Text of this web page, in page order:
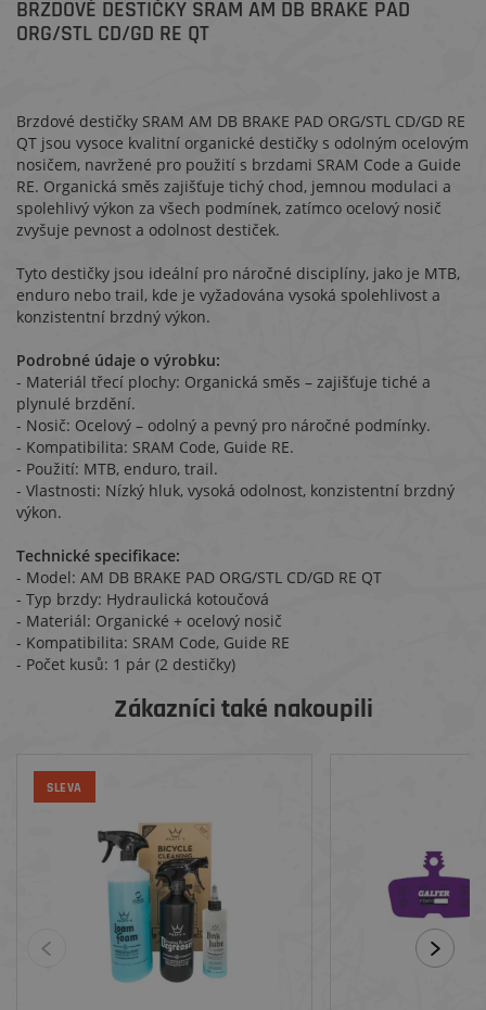
BRZDOVÉ DESTIČKY SRAM AM DB BRAKE PAD
ORG/STL CD/GD RE QT
Brzdové destičky SRAM AM DB BRAKE PAD ORG/STL CD/GD RE
QT jsou vysoce kvalitní organické destičky s odolným ocelovým
nosičem, navržené pro použití s brzdami SRAM Code a Guide
RE. Organická směs zajišťuje tichý chod, jemnou modulaci a
spolehlivý výkon za všech podmínek, zatímco ocelový nosič
zvyšuje pevnost a odolnost destiček.
Tyto destičky jsou ideální pro náročné disciplíny, jako je MTB,
enduro nebo trail, kde je vyžadována vysoká spolehlivost a
konzistentní brzdný výkon.
Podrobné údaje o výrobku:
- Materiál třecí plochy: Organická směs – zajišťuje tiché a
plynulé brzdění.
- Nosič: Ocelový – odolný a pevný pro náročné podmínky.
- Kompatibilita: SRAM Code, Guide RE.
- Použití: MTB, enduro, trail.
- Vlastnosti: Nízký hluk, vysoká odolnost, konzistentní brzdný
výkon.
Technické specifikace:
- Model: AM DB BRAKE PAD ORG/STL CD/GD RE QT
- Typ brzdy: Hydraulická kotoučová
- Materiál: Organické + ocelový nosič
- Kompatibilita: SRAM Code, Guide RE
- Počet kusů: 1 pár (2 destičky)
Zákazníci také nakoupili
SLEVA